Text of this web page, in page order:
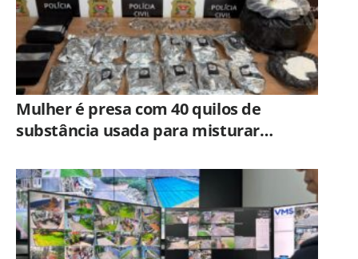
Mulher é presa com 40 quilos de
substância usada para misturar
Piracicaba